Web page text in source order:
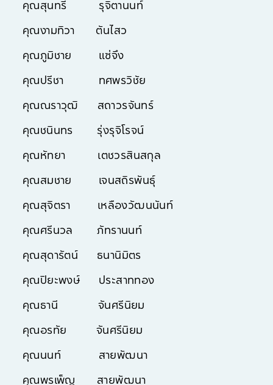
คุณสุนทรี รุจิตานนท์
คุณงามทิวา ตันไสว
คุณภูมิชาย แซ่จึง
คุณปรีชา ทศพรวิชัย
คุณณราวุฒิ สถาวรจันทร์
คุณชนินทร รุ่งรุจิโรจน์
คุณหัทยา เตชวรสินสกุล
คุณสมชาย เจนสถิรพันธุ์
คุณสุจิตรา เหลืองวัฒนนันท์
คุณศรีนวล ภัทรานนท์
คุณสุดารัตน์ ธนานิมิตร
คุณปิยะพงษ์ ประสาททอง
คุณธานี จันศรีนิยม
คุณอรทัย จันศรีนิยม
คุณนนท์ สายพัฒนา
คุณพรเพ็ญ สายพัฒนา